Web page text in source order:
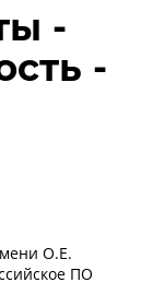
-
-
О.Е.
ПО